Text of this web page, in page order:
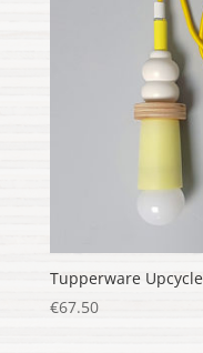
Tupperware
€67.50